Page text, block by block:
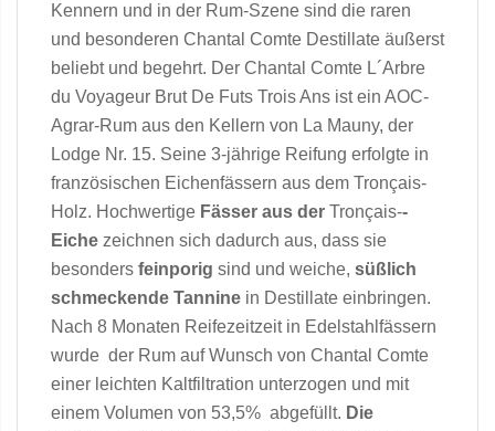
Kennern und in der Rum-Szene sind die raren
und besonderen Chantal Comte Destillate äußerst
beliebt und begehrt. Der Chantal Comte L´Arbre
du Voyageur Brut De Futs Trois Ans ist ein AOC-
Agrar-Rum aus den Kellern von La Mauny, der
Lodge Nr. 15. Seine 3-jährige Reifung erfolgte in
französischen Eichenfässern aus dem Tronçais-
Holz. Hochwertige Fässer aus der Tronçais--
Eiche zeichnen sich dadurch aus, dass sie
besonders feinporig sind und weiche, süßlich
schmeckende Tannine in Destillate einbringen.
Nach 8 Monaten Reifezeitzeit in Edelstahlfässern
wurde der Rum auf Wunsch von Chantal Comte
einer leichten Kaltfiltration unterzogen und mit
einem Volumen von 53,5% abgefüllt. Die